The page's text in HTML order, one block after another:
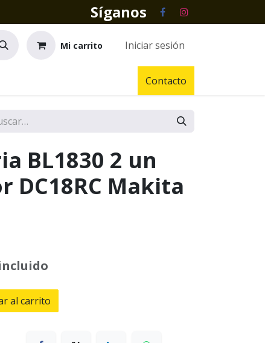
Síganos
Mi carrito Iniciar sesión
Contacto
BL1830 2 un
DC18RC Makita
al carrito